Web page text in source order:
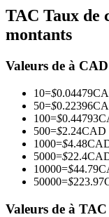
Rejoignez les
Devenez un
Profitez du
TAC Taux de
montants
Valeurs de à
10=$0.04479
50=$0.22396
100=$0.44793
500=$2.24CAD
1000=$4.48
5000=$22.4
10000=$44.79
50000=$223.97
Valeurs de à